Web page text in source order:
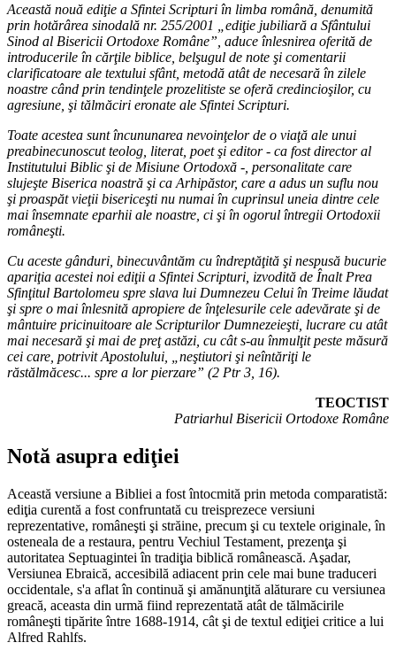
Această nouă ediţie a Sfintei Scripturi în limba română, denumită
prin hotărârea sinodală nr. 255/2001 „ediţie jubiliară a Sfântului
Sinod al Bisericii Ortodoxe Române”, aduce înlesnirea oferită de
introducerile în cărţile biblice, belşugul de note şi comentarii
clarificatoare ale textului sfânt, metodă atât de necesară în zilele
noastre când prin tendinţele prozelitiste se oferă credincioşilor, cu
agresiune, şi tălmăciri eronate ale Sfintei Scripturi.
Toate acestea sunt încununarea nevoinţelor de o viaţă ale unui
preabinecunoscut teolog, literat, poet şi editor - ca fost director al
Institutului Biblic şi de Misiune Ortodoxă -, personalitate care
slujeşte Biserica noastră şi ca Arhipăstor, care a adus un suflu nou
şi proaspăt vieţii bisericeşti nu numai în cuprinsul uneia dintre cele
mai însemnate eparhii ale noastre, ci şi în ogorul întregii Ortodoxii
româneşti.
Cu aceste gânduri, binecuvântăm cu îndreptăţită şi nespusă bucurie
apariţia acestei noi ediţii a Sfintei Scripturi, izvodită de Înalt Prea
Sfinţitul Bartolomeu spre slava lui Dumnezeu Celui în Treime lăudat
şi spre o mai înlesnită apropiere de înţelesurile cele adevărate şi de
mântuire pricinuitoare ale Scripturilor Dumnezeieşti, lucrare cu atât
mai necesară şi mai de preţ astăzi, cu cât s-au înmulţit peste măsură
cei care, potrivit Apostolului, „neştiutori şi neîntăriţi le
răstălmăcesc... spre a lor pierzare” (2 Ptr 3, 16).
TEOCTIST
Patriarhul Bisericii Ortodoxe Române
Notă asupra ediţiei
Această versiune a Bibliei a fost întocmită prin metoda comparatistă:
ediţia curentă a fost confruntată cu treisprezece versiuni
reprezentative, româneşti şi străine, precum şi cu textele originale, în
osteneala de a restaura, pentru Vechiul Testament, prezenţa şi
autoritatea Septuagintei în tradiţia biblică românească. Aşadar,
Versiunea Ebraică, accesibilă adiacent prin cele mai bune traduceri
occidentale, s'a aflat în continuă şi amănunţită alăturare cu versiunea
greacă, aceasta din urmă fiind reprezentată atât de tălmăcirile
româneşti tipărite între 1688-1914, cât şi de textul ediţiei critice a lui
Alfred Rahlfs.